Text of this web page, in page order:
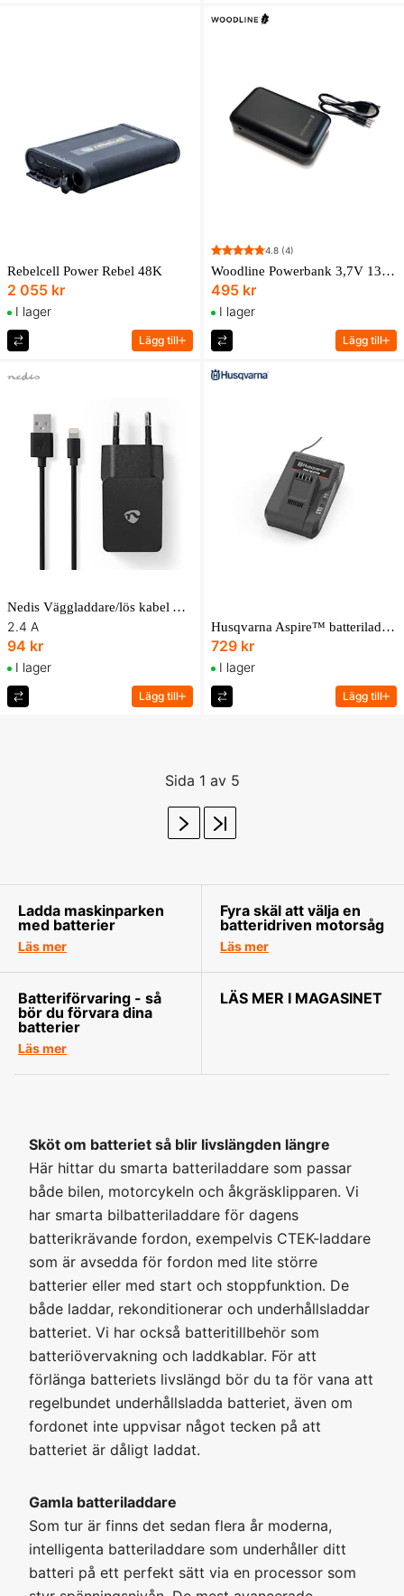
Rebelcell Power Rebel 48K
2 055 kr
I lager
Lägg till
4.8 (4)
Woodline Powerbank 3,7V 13000mAh
495 kr
I lager
Lägg till
Nedis Väggladdare/lös kabel Apple Lightning
2.4 A
94 kr
I lager
Lägg till
Husqvarna Aspire™ batteriladdare 18-C170
729 kr
I lager
Lägg till
Sida 1 av 5
Ladda maskinparken
med batterier
Läs mer
Fyra skäl att välja en
batteridriven motorsåg
Läs mer
Batteriförvaring - så
bör du förvara dina
batterier
Läs mer
LÄS MER I MAGASINET
Sköt om batteriet så blir livslängden längre
Här hittar du smarta batteriladdare som passar
både bilen, motorcykeln och åkgräsklipparen. Vi
har smarta bilbatteriladdare för dagens
batterikrävande fordon, exempelvis CTEK-laddare
som är avsedda för fordon med lite större
batterier eller med start och stoppfunktion. De
både laddar, rekonditionerar och underhållsladdar
batteriet. Vi har också batteritillbehör som
batteriövervakning och laddkablar. För att
förlänga batteriets livslängd bör du ta för vana att
regelbundet underhållsladda batteriet, även om
fordonet inte uppvisar något tecken på att
batteriet är dåligt laddat.
Gamla batteriladdare
Som tur är finns det sedan flera år moderna,
intelligenta batteriladdare som underhåller ditt
batteri på ett perfekt sätt via en processor som